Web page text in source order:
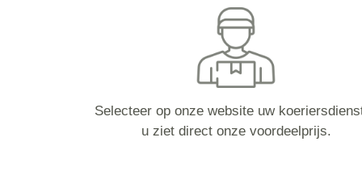
Selecteer op onze website uw
u ziet direct onze voordeelprijs.